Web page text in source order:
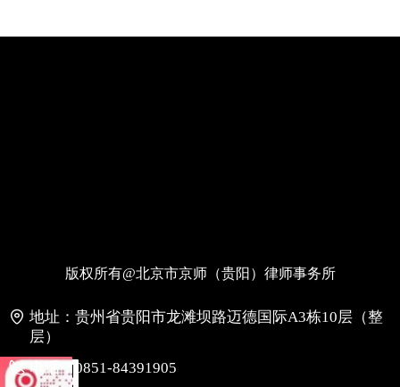
版权所有@北京市京师（贵阳）律师事务所
地址： 贵州省贵阳市龙滩坝路迈德国际A3栋10层（整
层）
电话： 0851-84391905